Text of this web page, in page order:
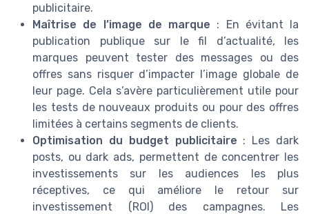
publicitaire.
Maîtrise de l’image de marque : En évitant la
publication publique sur le fil d’actualité, les
marques peuvent tester des messages ou des
offres sans risquer d’impacter l’image globale de
leur page. Cela s’avère particulièrement utile pour
les tests de nouveaux produits ou pour des offres
limitées à certains segments de clients.
Optimisation du budget publicitaire : Les dark
posts, ou dark ads, permettent de concentrer les
investissements sur les audiences les plus
réceptives, ce qui améliore le retour sur
investissement (ROI) des campagnes. Les